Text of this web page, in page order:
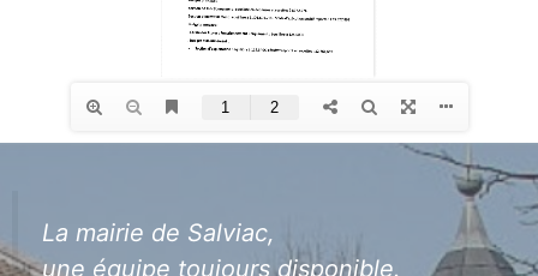
La mairie de Salviac,
une équipe toujours disponible.